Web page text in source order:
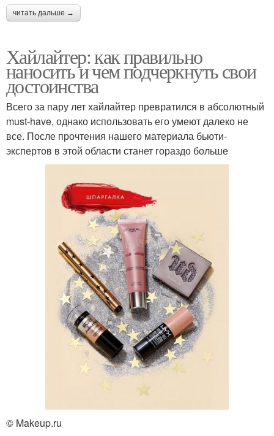
читать дальше →
Хайлайтер: как правильно
наносить и чем подчеркнуть свои
достоинства
Всего за пару лет хайлайтер превратился в абсолютный
must-have, однако использовать его умеют далеко не
все. После прочтения нашего материала бьюти-
экспертов в этой области станет гораздо больше
© Makeup.ru